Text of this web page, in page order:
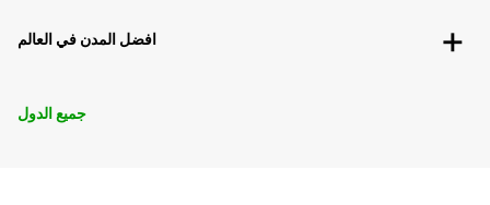
افضل المدن في العالم
جميع الدول